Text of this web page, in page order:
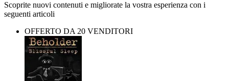
Scoprite nuovi contenuti e migliorate la vostra esperienza con i
seguenti articoli
OFFERTO DA 20 VENDITORI